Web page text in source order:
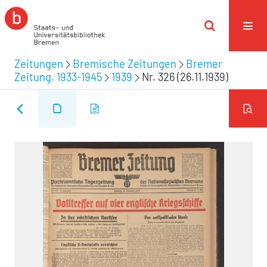
Zeitungen Bremische Zeitungen
Bremer
Zeitung. 1933-1945
1939 Nr. 326 (26.11.1939)